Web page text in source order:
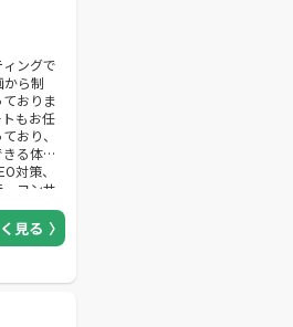
ィングで
ら制
おりま
もお任
おり、
る体制
対策、
コンサ
名刺など
サービス
見る